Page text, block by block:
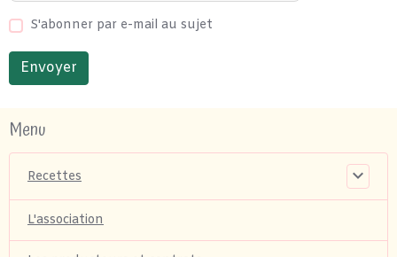
S'abonner par e-mail au sujet
Envoyer
Menu
Recettes
L'association